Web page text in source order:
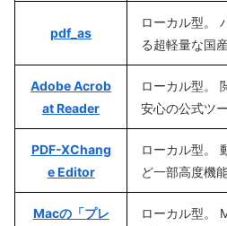
pdf_as
ローカル型。
る超軽量な国
Adobe Acrob
at Reader
ローカル型。
安心の公式ツ
PDF-XChang
e Editor
ローカル型。
ど一部高度機
Macの「プレ
ローカル型。